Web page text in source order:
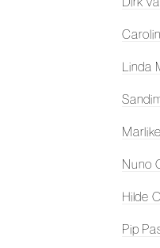
Linda
Nuno
Hilde
Pip